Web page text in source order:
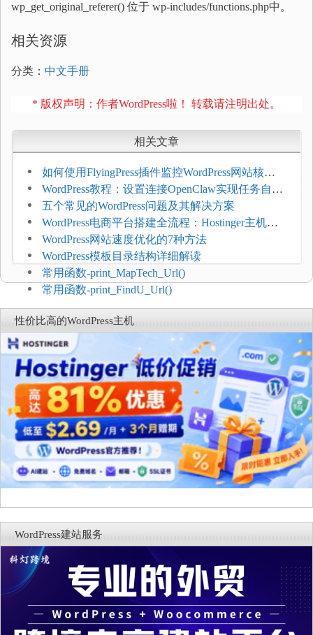
wp_get_original_referer() 位于 wp-includes/functions.php中。
相关资源
分类： 中文手册
* 版权声明：作者WordPress啦！ 转载请注明出处。
相关文章
如何使用FlyingPress插件监控WordPress网站核心
网页指标（CWV）
WordPress教程：设置连接OpenClaw实现任务自动
化
五个常见的WordPress问题及其解决方案
WordPress电商平台搭建全流程：Hostinger主机一
键部署
WordPress网站速度优化的7种方法
WordPress模板目录结构详细解读
常用函数-print_MapTech_Url()
常用函数-print_FindU_Url()
性价比高的WordPress主机
WordPress建站服务